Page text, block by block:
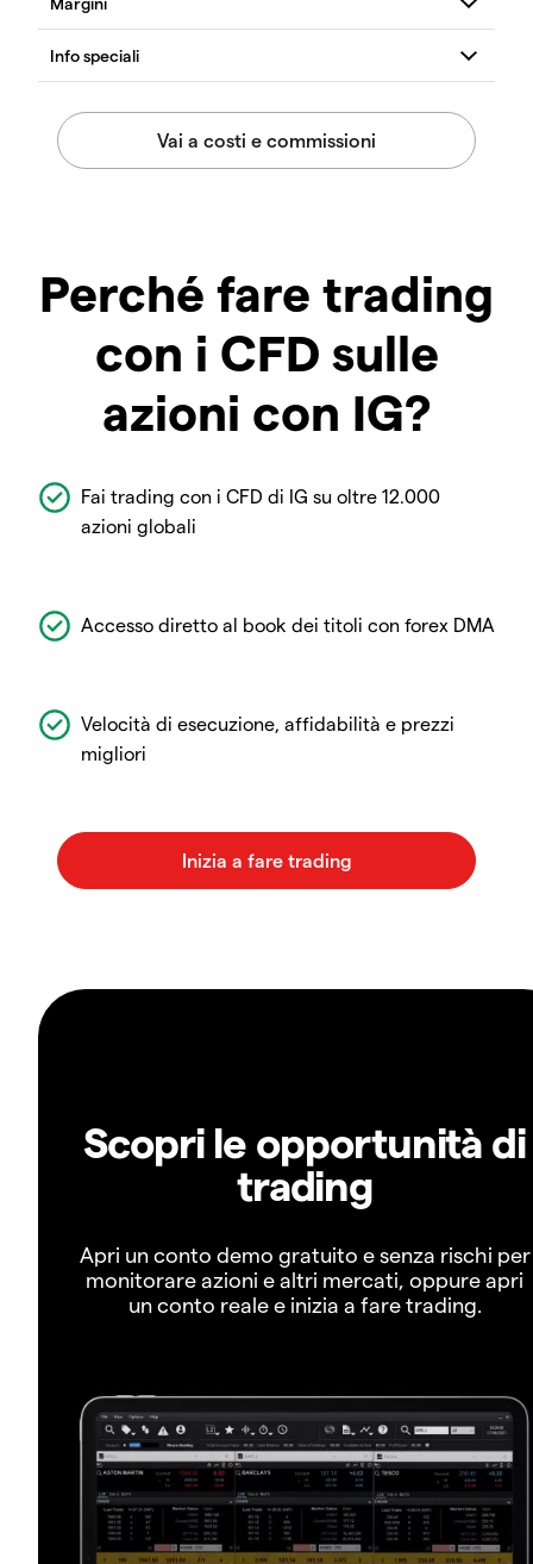
Perché fare trading
con i CFD sulle
azioni con IG?
Fai trading con i CFD di IG su oltre 12.000
azioni globali
Accesso diretto al book dei titoli con forex DMA
Velocità di esecuzione, affidabilità e prezzi
migliori
Scopri le opportunità di
trading
Apri un conto demo gratuito e senza rischi per
monitorare azioni e altri mercati, oppure apri
un conto reale e inizia a fare trading.